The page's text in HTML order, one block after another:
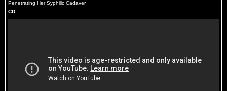
Penetrating Her Syphilic Cadaver
CD